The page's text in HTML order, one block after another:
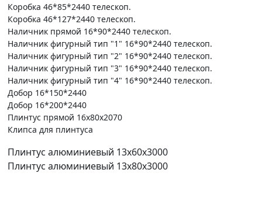
Коробка 46*85*2440 телескоп.
Коробка 46*127*2440 телескоп.
Наличник прямой 16*90*2440 телескоп.
Наличник фигурный тип "1" 16*90*2440 телескоп.
Наличник фигурный тип "2" 16*90*2440 телескоп.
Наличник фигурный тип "3" 16*90*2440 телескоп.
Наличник фигурный тип "4" 16*90*2440 телескоп.
Добор 16*150*2440
Добор 16*200*2440
Плинтус прямой 16х80х2070
Клипса для плинтуса
Плинтус алюминиевый 13х60х3000
Плинтус алюминиевый 13х80х3000